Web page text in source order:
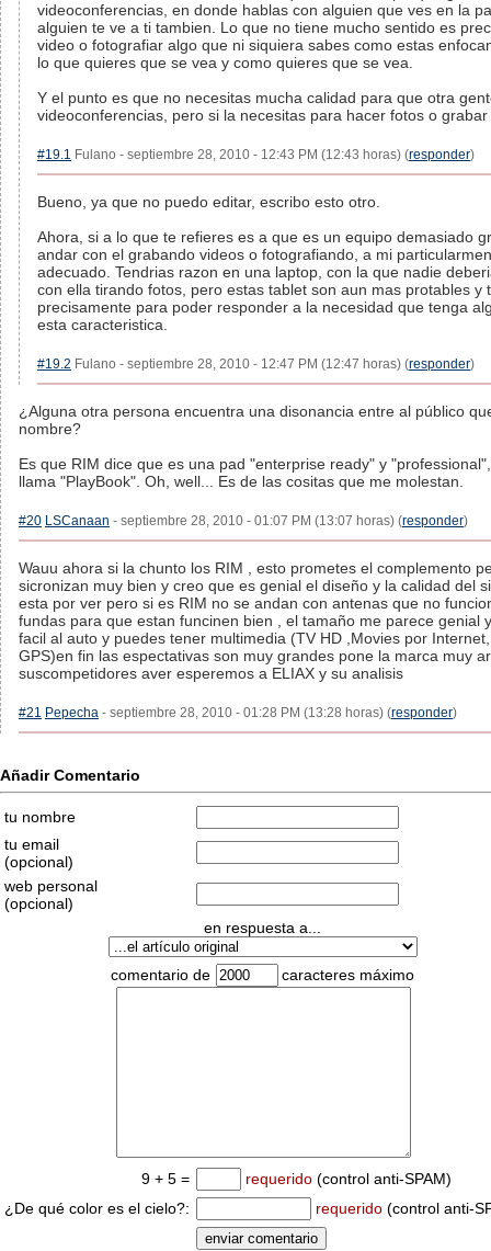
videoconferencias, en donde hablas con alguien que ves en la
alguien te ve a ti tambien. Lo que no tiene mucho sentido es
video o fotografiar algo que ni siquiera sabes como estas
lo que quieres que se vea y como quieres que se vea.
Y el punto es que no necesitas mucha calidad para que otra
videoconferencias, pero si la necesitas para hacer fotos o
#19.1 Fulano - septiembre 28, 2010 - 12:43 PM (12:43 horas) (responder)
Bueno, ya que no puedo editar, escribo esto otro.
Ahora, si a lo que te refieres es a que es un equipo demasiado
andar con el grabando videos o fotografiando, a mi
adecuado. Tendrias razon en una laptop, con la que nadie
con ella tirando fotos, pero estas tablet son aun mas protables y
precisamente para poder responder a la necesidad que tenga
esta caracteristica.
#19.2 Fulano - septiembre 28, 2010 - 12:47 PM (12:47 horas) (responder)
¿Alguna otra persona encuentra una disonancia entre al público
nombre?
Es que RIM dice que es una pad "enterprise ready" y
llama "PlayBook". Oh, well... Es de las cositas que me molestan.
#20 LSCanaan - septiembre 28, 2010 - 01:07 PM (13:07 horas) (responder)
Wauu ahora si la chunto los RIM , esto prometes el complemento
sicronizan muy bien y creo que es genial el diseño y la calidad del
esta por ver pero si es RIM no se andan con antenas que no
fundas para que estan funcinen bien , el tamaño me parece genial
facil al auto y puedes tener multimedia (TV HD ,Movies por
GPS)en fin las espectativas son muy grandes pone la marca muy
suscompetidores aver esperemos a ELIAX y su analisis
#21 Pepecha - septiembre 28, 2010 - 01:28 PM (13:28 horas) (responder)
Añadir Comentario
tu nombre
tu email
(opcional)
web personal
(opcional)
en respuesta a...
comentario de caracteres máximo
9 + 5 = requerido (control anti-SPAM)
¿De qué color es el cielo?:
requerido (control anti-